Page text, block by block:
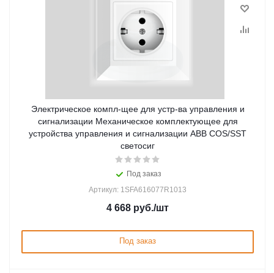
Электрическое компл-щее для устр-ва управления и
сигнализации Механическое комплектующее для
устройства управления и сигнализации ABB COS/SST
светосиг
Под заказ
Артикул: 1SFA616077R1013
4 668 руб./шт
Под заказ